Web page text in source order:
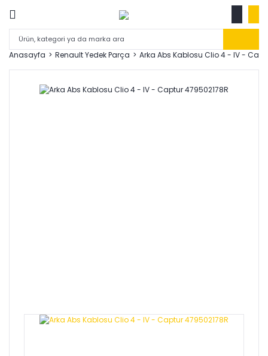
Anasayfa Renault Yedek Parça Arka Abs Kablosu Clio 4 - IV -